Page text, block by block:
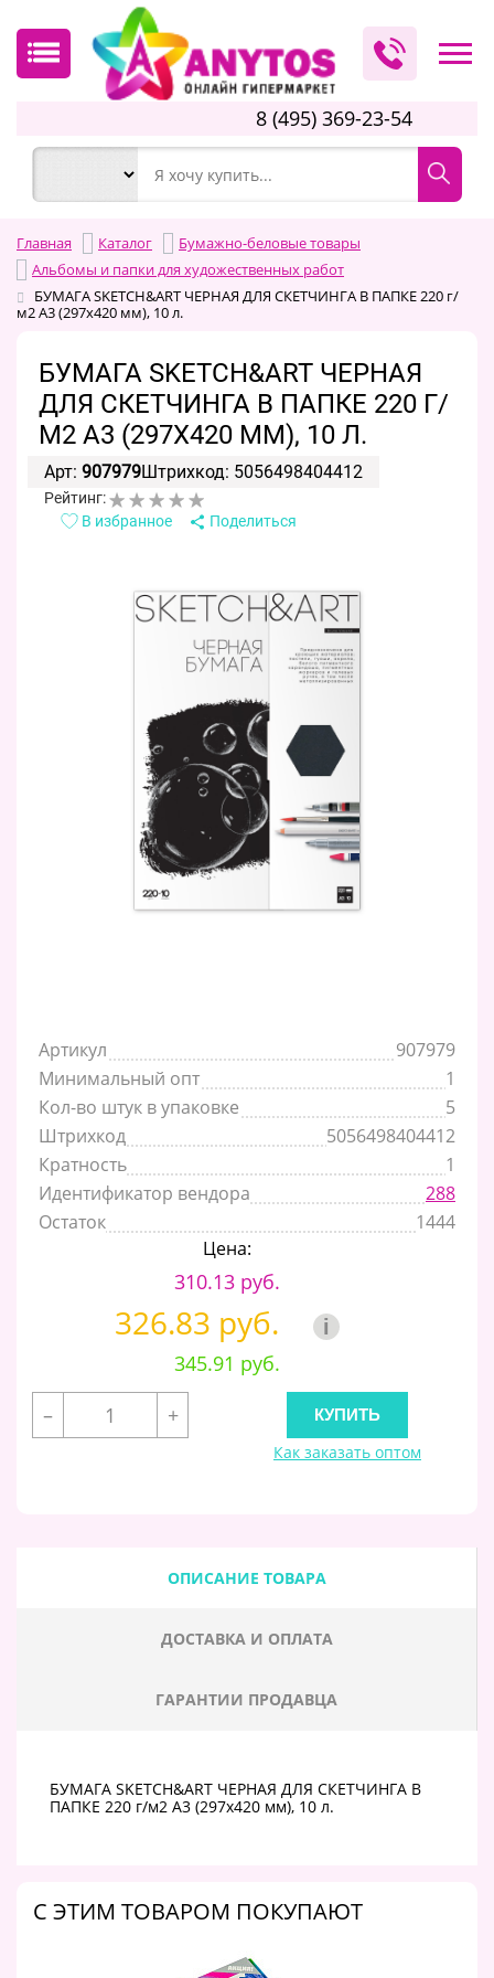
8 (495) 369-23-54
Главная Каталог
Бумажно-беловые товары
Альбомы и папки для художественных работ
БУМАГА SKETCH&ART ЧЕРНАЯ ДЛЯ СКЕТЧИНГА В ПАПКЕ 220 г/
м2 А3 (297х420 мм), 10 л.
БУМАГА SKETCH&ART ЧЕРНАЯ
ДЛЯ СКЕТЧИНГА В ПАПКЕ 220 Г/
М2 А3 (297Х420 ММ), 10 Л.
Арт: 907979Штрихкод: 5056498404412
Рейтинг:
В избранное
Поделиться
Артикул
907979
Минимальный опт
1
Кол-во штук в упаковке
5
Штрихкод
5056498404412
Кратность
1
Идентификатор вендора
288
Остаток
1444
Цена:
310.13 руб.
326.83 руб. i
345.91 руб.
–
+
Как заказать оптом
ОПИСАНИЕ ТОВАРА
ДОСТАВКА И ОПЛАТА
ГАРАНТИИ ПРОДАВЦА
БУМАГА SKETCH&ART ЧЕРНАЯ ДЛЯ СКЕТЧИНГА В
ПАПКЕ 220 г/м2 А3 (297х420 мм), 10 л.
C ЭТИМ ТОВАРОМ ПОКУПАЮТ